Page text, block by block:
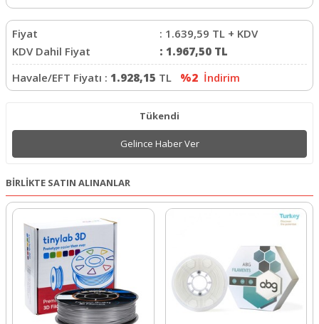
Fiyat : 1.639,59 TL + KDV
KDV Dahil Fiyat
: 1.967,50 TL
Havale/EFT Fiyatı : 1.928,15 TL %2 İndirim
Tükendi
Gelince Haber Ver
BİRLİKTE SATIN ALINANLAR